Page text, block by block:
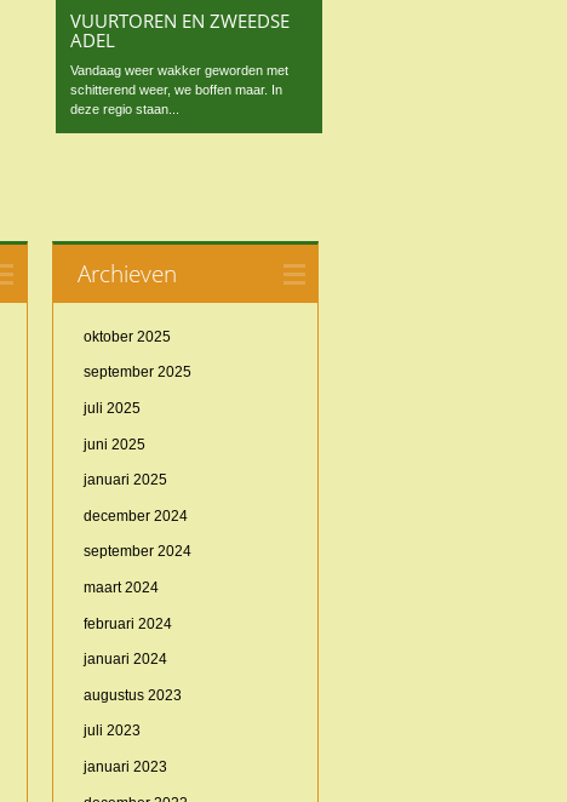
VUURTOREN EN ZWEEDSE
ADEL
Vandaag weer wakker geworden met
schitterend weer, we boffen maar. In
deze regio staan...
Archieven
oktober 2025
september 2025
juli 2025
juni 2025
januari 2025
december 2024
september 2024
maart 2024
februari 2024
januari 2024
augustus 2023
juli 2023
januari 2023